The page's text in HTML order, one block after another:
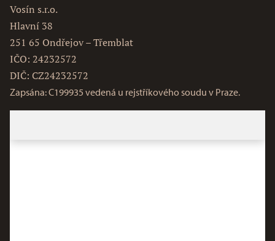
Vosín s.r.o.
Hlavní 38
251 65 Ondřejov – Třemblat
IČO: 24232572
DIČ: CZ24232572
Zapsána: C199935 vedená u rejstříkového soudu v Praze.